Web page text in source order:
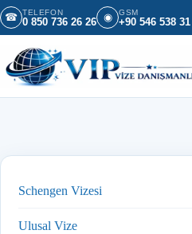
İçeriğe geç
☎ TELEFON
0 850 736 26 26 ◉ GSM
+90 546 538
Schengen Vizesi
Ulusal Vize